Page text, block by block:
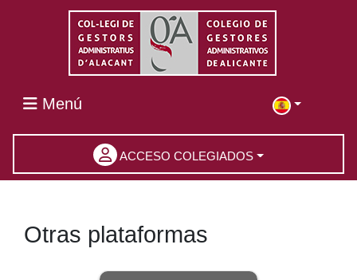
Menú
ACCESO COLEGIADOS
Otras plataformas